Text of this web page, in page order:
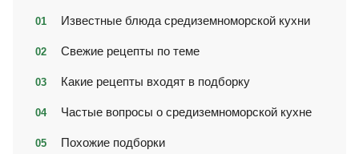
Известные блюда средиземноморской кухни
Свежие рецепты по теме
Какие рецепты входят в подборку
Частые вопросы о средиземноморской кухне
Похожие подборки